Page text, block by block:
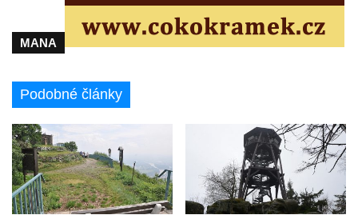
MANA
Podobné články